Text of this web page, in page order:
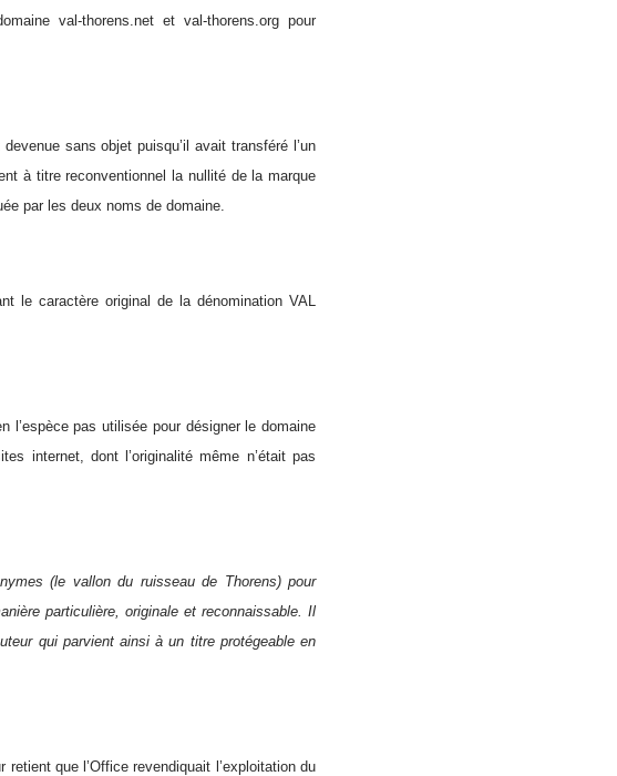
val-thorens.net et val-thorens.org pour
sans objet puisqu’il avait transféré l’un
à titre reconventionnel la nullité de la marque
par les deux noms de domaine.
le caractère original de la dénomination VAL
l’espèce pas utilisée pour désigner le domaine
internet, dont l’originalité même n’était pas
(le vallon du ruisseau de Thorens) pour
particulière, originale et reconnaissable. Il
qui parvient ainsi à un titre protégeable en
que l’Office revendiquait l’exploitation du